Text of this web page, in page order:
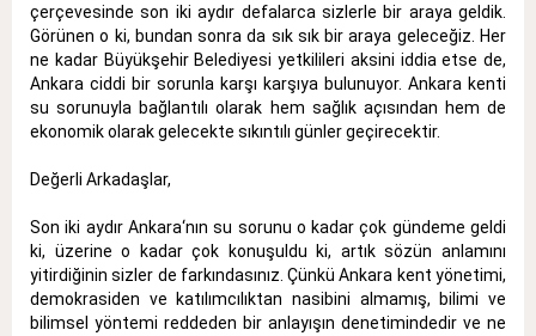
çerçevesinde son iki aydır defalarca sizlerle bir araya geldik.
Görünen o ki, bundan sonra da sık sık bir araya geleceğiz. Her
ne kadar Büyükşehir Belediyesi yetkilileri aksini iddia etse de,
Ankara ciddi bir sorunla karşı karşıya bulunuyor. Ankara kenti
su sorunuyla bağlantılı olarak hem sağlık açısından hem de
ekonomik olarak gelecekte sıkıntılı günler geçirecektir.
Değerli Arkadaşlar,
Son iki aydır Ankara‘nın su sorunu o kadar çok gündeme geldi
ki, üzerine o kadar çok konuşuldu ki, artık sözün anlamını
yitirdiğinin sizler de farkındasınız. Çünkü Ankara kent yönetimi,
demokrasiden ve katılımcılıktan nasibini almamış, bilimi ve
bilimsel yöntemi reddeden bir anlayışın denetimindedir ve ne